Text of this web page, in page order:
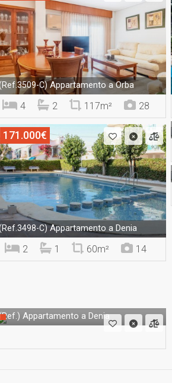
C)Appartamento a Orba
4 2 117m² 28
171.000€
C)Appartamento a Denia
2 1 60m² 14
Appartamento a Denia